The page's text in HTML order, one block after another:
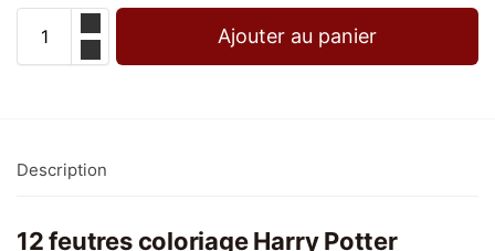
Ajouter au panier
Description
12 feutres coloriage Harry Potter